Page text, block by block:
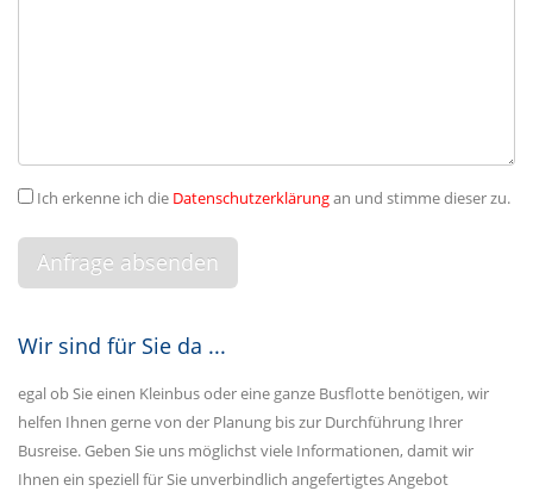
Ich erkenne ich die Datenschutzerklärungan und stimme dieser zu.
Wir sind für Sie da ...
egal ob Sie einen Kleinbus oder eine ganze Busflotte benötigen, wir
helfen Ihnen gerne von der Planung bis zur Durchführung Ihrer
Busreise. Geben Sie uns möglichst viele Informationen, damit wir
Ihnen ein speziell für Sie unverbindlich angefertigtes Angebot